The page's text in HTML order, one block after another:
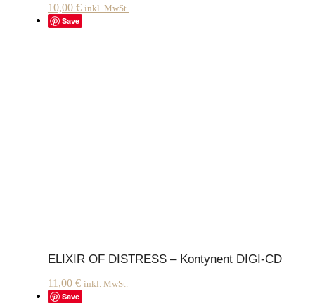
10,00 € inkl. MwSt.
Save
ELIXIR OF DISTRESS – Kontynent DIGI-CD
11,00 € inkl. MwSt.
Save